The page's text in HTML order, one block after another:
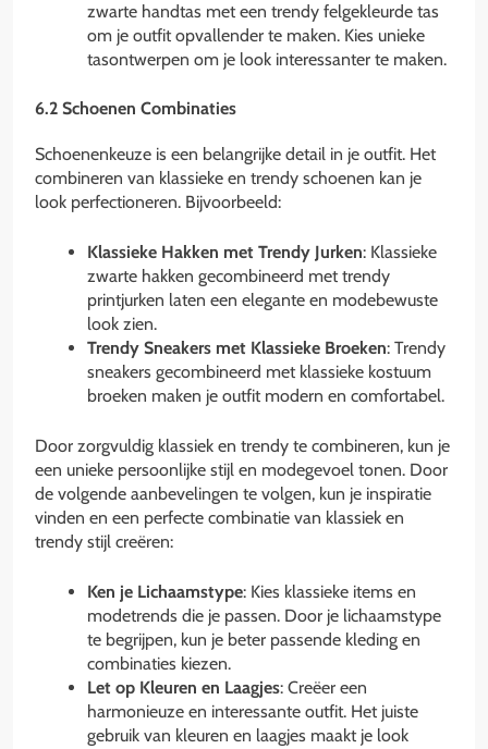
zwarte handtas met een trendy felgekleurde tas
om je outfit opvallender te maken. Kies unieke
tasontwerpen om je look interessanter te maken.
6.2 Schoenen Combinaties
Schoenenkeuze is een belangrijke detail in je outfit. Het
combineren van klassieke en trendy schoenen kan je
look perfectioneren. Bijvoorbeeld:
Klassieke Hakken met Trendy Jurken: Klassieke
zwarte hakken gecombineerd met trendy
printjurken laten een elegante en modebewuste
look zien.
Trendy Sneakers met Klassieke Broeken: Trendy
sneakers gecombineerd met klassieke kostuum
broeken maken je outfit modern en comfortabel.
Door zorgvuldig klassiek en trendy te combineren, kun je
een unieke persoonlijke stijl en modegevoel tonen. Door
de volgende aanbevelingen te volgen, kun je inspiratie
vinden en een perfecte combinatie van klassiek en
trendy stijl creëren:
Ken je Lichaamstype: Kies klassieke items en
modetrends die je passen. Door je lichaamstype
te begrijpen, kun je beter passende kleding en
combinaties kiezen.
Let op Kleuren en Laagjes: Creëer een
harmonieuze en interessante outfit. Het juiste
gebruik van kleuren en laagjes maakt je look